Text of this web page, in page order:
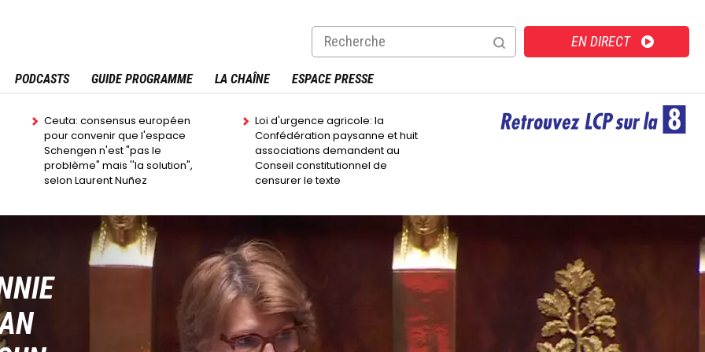
EN DIRECT
PODCASTS GUIDE PROGRAMME LA CHAÎNE ESPACE PRESSE
Ceuta: consensus européen
pour convenir que l'espace
Schengen n'est "pas le
problème" mais ''la solution",
selon Laurent Nuñez
Loi d'urgence agricole: la
Confédération paysanne et huit
associations demandent au
Conseil constitutionnel de
censurer le texte